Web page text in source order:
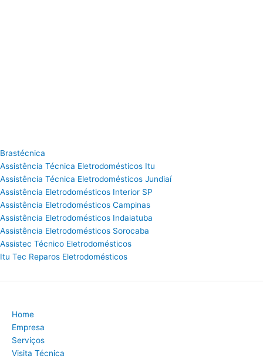
Brastécnica
Assistência Técnica Eletrodomésticos Itu
Assistência Técnica Eletrodomésticos Jundiaí
Assistência Eletrodomésticos Interior SP
Assistência Eletrodomésticos Campinas
Assistência Eletrodomésticos Indaiatuba
Assistência Eletrodomésticos Sorocaba
Assistec Técnico Eletrodomésticos
Itu Tec Reparos Eletrodomésticos
Home
Empresa
Serviços
Visita Técnica